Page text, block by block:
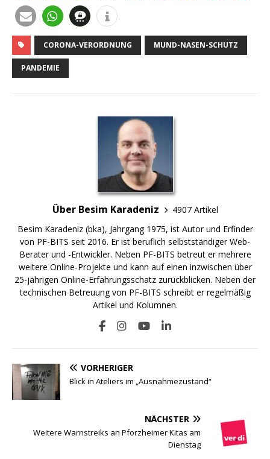
CORONA-VERORDNUNG MUND-NASEN-SCHUTZ
PANDEMIE
Über Besim Karadeniz
4907 Artikel
Besim Karadeniz (bka), Jahrgang 1975, ist Autor und Erfinder
von PF-BITS seit 2016. Er ist beruflich selbstständiger Web-
Berater und -Entwickler. Neben PF-BITS betreut er mehrere
weitere Online-Projekte und kann auf einen inzwischen über
25-jährigen Online-Erfahrungsschatz zurückblicken. Neben der
technischen Betreuung von PF-BITS schreibt er regelmäßig
Artikel und Kolumnen.
VORHERIGER
Blick in Ateliers im „Ausnahmezustand“
NÄCHSTER
Weitere Warnstreiks an Pforzheimer Kitas am
Dienstag